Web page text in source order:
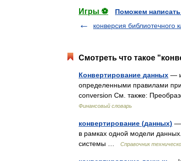
Игры ⚽
Поможем
конверсия библиотечного
Смотреть что такое
Конвертирование данных —
определенными правилами
conversion См. также:
Финансовый словарь
конвертирование (данных) —
в рамках одной модели
системы …
Справочник